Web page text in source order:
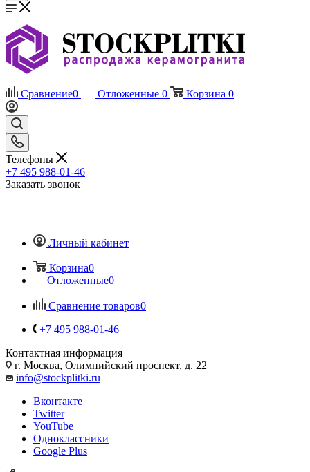
Сравнение0 Отложенные 0 Корзина 0
Телефоны
+7 495 988-01-46
Заказать звонок
Личный кабинет
Корзина0
Отложенные0
Сравнение товаров0
+7 495 988-01-46
Контактная информация
г. Москва, Олимпийский проспект, д. 22
info@stockplitki.ru
Вконтакте
Twitter
YouTube
Одноклассники
Google Plus